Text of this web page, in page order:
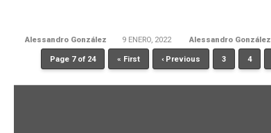
Alessandro González 9 ENERO, 2022 Alessandro González
Page 7 of 24 « First ‹ Previous 3 4